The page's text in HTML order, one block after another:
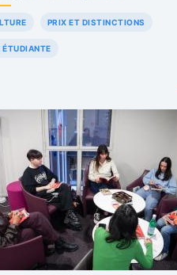
PRIX ET DISTINCTIONS
ÉTUDIANTE